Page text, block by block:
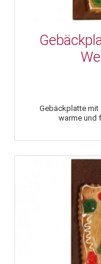
Gebäckplatte mit
warme und